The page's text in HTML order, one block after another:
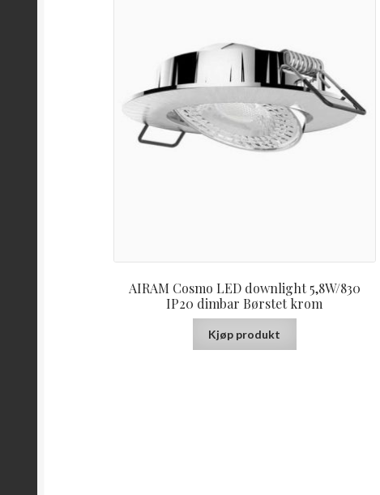
AIRAM Cosmo LED downlight 5,8W/830
IP20 dimbar Børstet krom
Kjøp produkt